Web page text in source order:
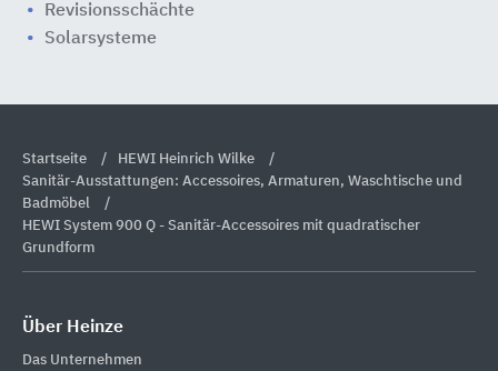
Revisionsschächte
Solarsysteme
Startseite
HEWI Heinrich Wilke
Sanitär-Ausstattungen: Accessoires, Armaturen, Waschtische und
Badmöbel
HEWI System 900 Q - Sanitär-Accessoires mit quadratischer
Grundform
Über Heinze
Das Unternehmen